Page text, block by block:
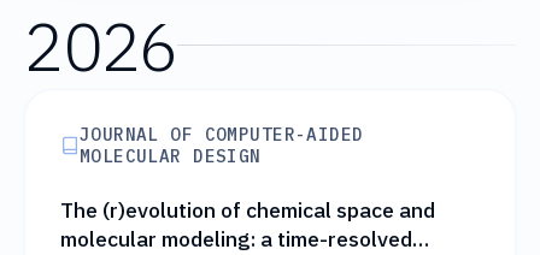
2026
JOURNAL OF COMPUTER-AIDED
MOLECULAR DESIGN
The (r)evolution of chemical space and
molecular modeling: a time-resolved